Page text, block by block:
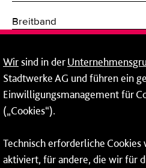
Breitband
Netze
Mainzer Taubertsberg Bad
Wirsind in der
Stadtwerke AG und führen ein
Einwilligungsmanagement für
(„Cookies“).
Technisch erforderliche
aktiviert, für andere, die wir für